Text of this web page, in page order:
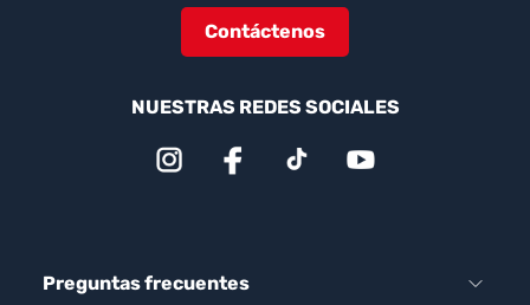
Contáctenos
NUESTRAS REDES SOCIALES
Preguntas frecuentes